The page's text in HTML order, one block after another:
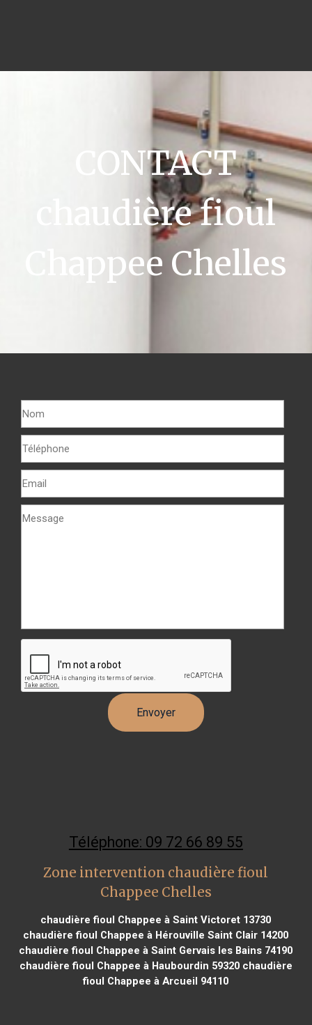
CONTACT
chaudière fioul
Chappee Chelles
Téléphone: 09 72 66 89 55
Zone intervention chaudière fioul
Chappee Chelles
chaudière fioul Chappee à Saint Victoret 13730
chaudière fioul Chappee à Hérouville Saint Clair 14200
chaudière fioul Chappee à Saint Gervais les Bains 74190
chaudière fioul Chappee à Haubourdin 59320chaudière
fioul Chappee à Arcueil 94110